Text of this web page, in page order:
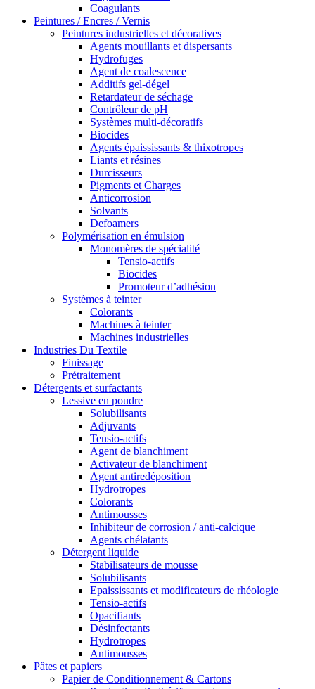
Coagulants
Peintures / Encres / Vernis
Peintures industrielles et décoratives
Agents mouillants et dispersants
Hydrofuges
Agent de coalescence
Additifs gel-dégel
Retardateur de séchage
Contrôleur de pH
Systèmes multi-décoratifs
Biocides
Agents épaississants & thixotropes
Liants et résines
Durcisseurs
Pigments et Charges
Anticorrosion
Solvants
Defoamers
Polymérisation en émulsion
Monomères de spécialité
Tensio-actifs
Biocides
Promoteur d’adhésion
Systèmes à teinter
Colorants
Machines à teinter
Machines industrielles
Industries Du Textile
Finissage
Prétraitement
Détergents et surfactants
Lessive en poudre
Solubilisants
Adjuvants
Tensio-actifs
Agent de blanchiment
Activateur de blanchiment
Agent antiredéposition
Hydrotropes
Colorants
Antimousses
Inhibiteur de corrosion / anti-calcique
Agents chélatants
Détergent liquide
Stabilisateurs de mousse
Solubilisants
Epaississants et modificateurs de rhéologie
Tensio-actifs
Opacifiants
Désinfectants
Hydrotropes
Antimousses
Pâtes et papiers
Papier de Conditionnement & Cartons